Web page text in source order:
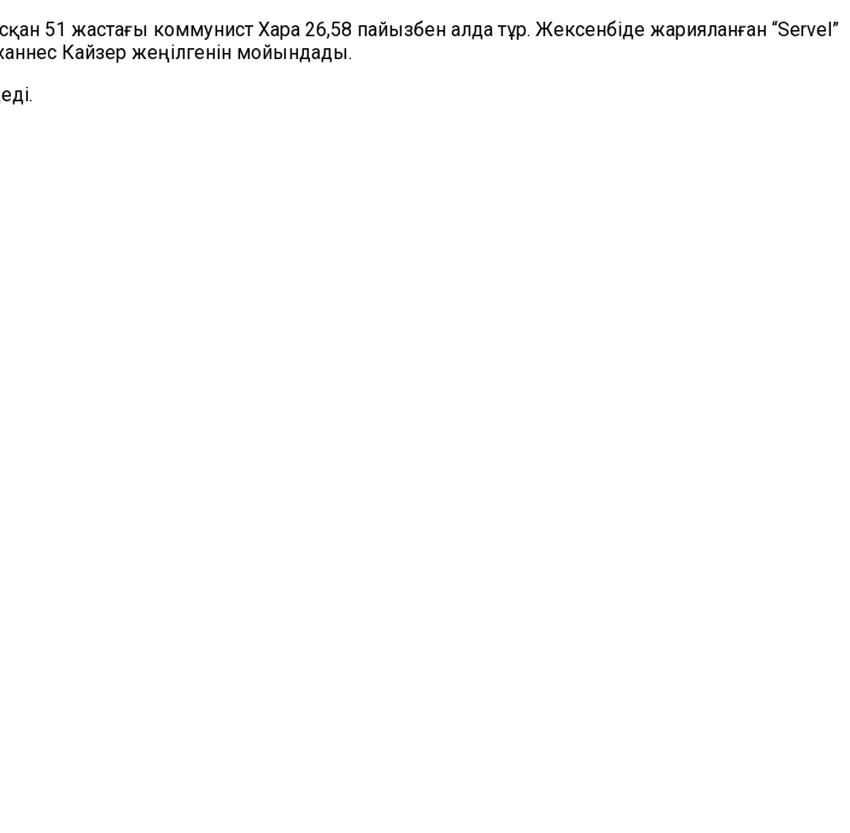
51 жастағы коммунист Хара 26,58 пайызбен алда тұр. Жексенбіде жарияланған “Servel”
Кайзер жеңілгенін мойындады.